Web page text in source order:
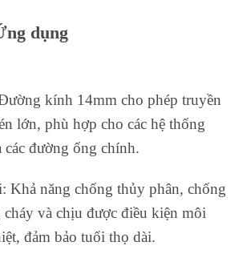
dụng
kính 14mm cho phép truyền
lớn, phù hợp cho các hệ thống
các đường ống chính.
Khả năng chống thủy phân, chống
và chịu được điều kiện môi
đảm bảo tuổi thọ dài.